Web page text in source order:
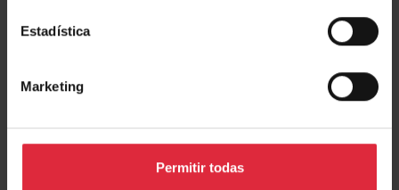
Estadística
Marketing
Permitir todas